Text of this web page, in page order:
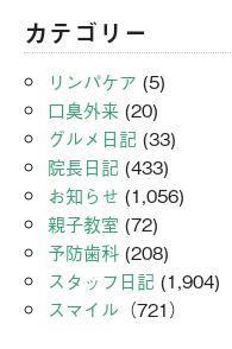
カテゴリー
リンパケア (5)
口臭外来 (20)
グルメ日記 (33)
院長日記 (433)
お知らせ (1,056)
親子教室 (72)
予防歯科 (208)
スタッフ日記 (1,904)
スマイル （721）